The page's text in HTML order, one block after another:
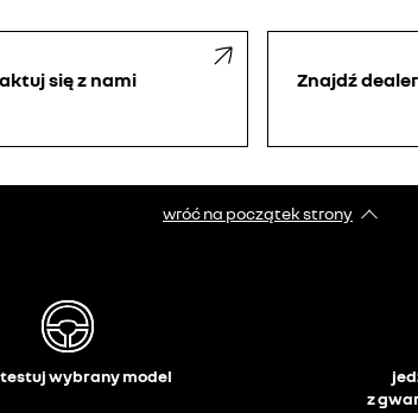
się z nami Znajdź
wróć na początek strony
wybrany model
z